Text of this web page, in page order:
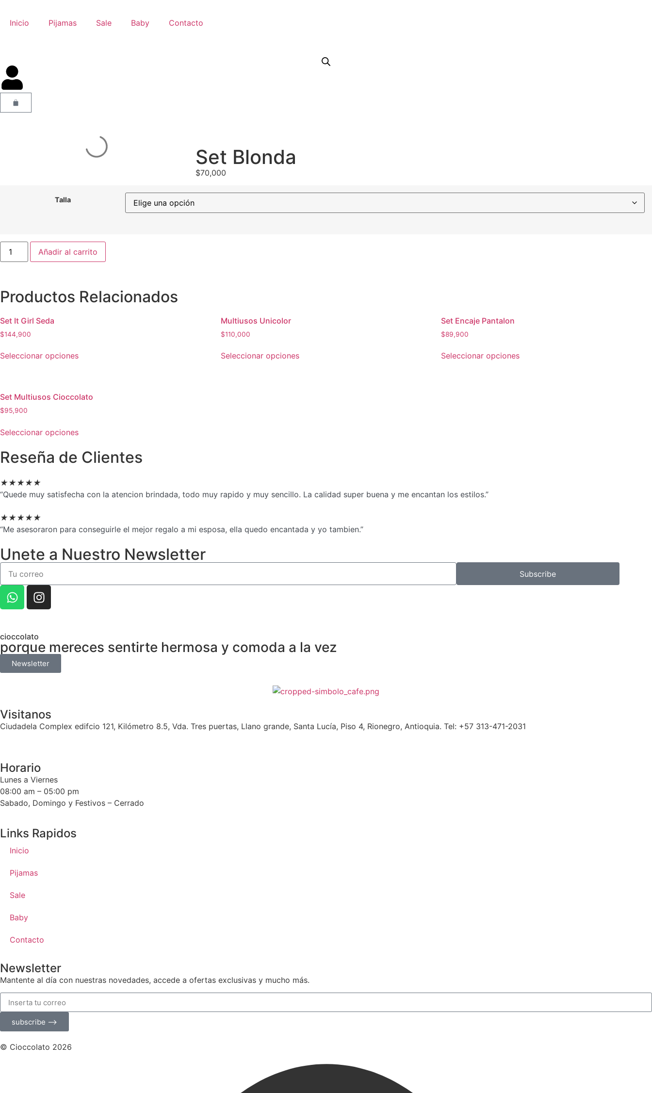
Inicio Pijamas Sale Baby Contacto
Set Blonda
$70,000
Talla
Añadir al carrito
Productos Relacionados
Set It Girl Seda
$144,900
Seleccionar opciones
Multiusos Unicolor
$110,000
Seleccionar opciones
Set Encaje Pantalon
$89,900
Seleccionar opciones
Set Multiusos Cioccolato
$95,900
Seleccionar opciones
Reseña de Clientes
★★★★★
“Quede muy satisfecha con la atencion brindada, todo muy rapido y muy sencillo. La calidad super buena y me encantan los estilos.”
★★★★★
“Me asesoraron para conseguirle el mejor regalo a mi esposa, ella quedo encantada y yo tambien.”
Unete a Nuestro Newsletter
Subscribe
cioccolato
porque mereces sentirte hermosa y comoda a la vez
Newsletter
Visitanos
Ciudadela Complex edifcio 121, Kilómetro 8.5, Vda. Tres puertas, Llano grande, Santa Lucía, Piso 4, Rionegro, Antioquia. Tel: +57 313-471-2031
Horario
Lunes a Viernes
08:00 am – 05:00 pm
Sabado, Domingo y Festivos – Cerrado
Links Rapidos
Inicio
Pijamas
Sale
Baby
Contacto
Newsletter
Mantente al día con nuestras novedades, accede a ofertas exclusivas y mucho más.
subscribe ⟶
© Cioccolato 2026